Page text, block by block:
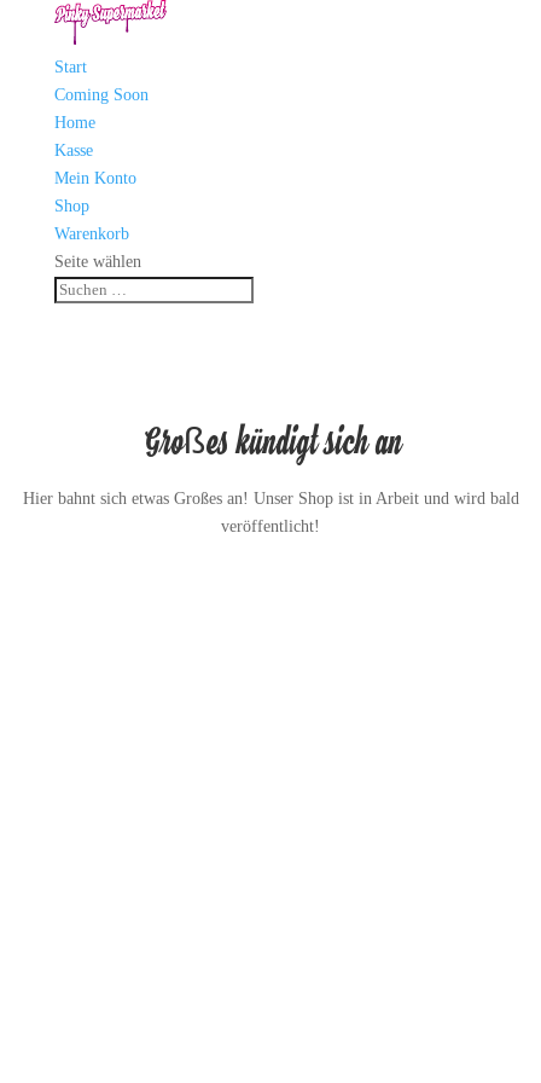
Start
Coming Soon
Home
Kasse
Mein Konto
Shop
Warenkorb
Seite wählen
Großes kündigt sich an
Hier bahnt sich etwas Großes an! Unser Shop ist in Arbeit und wird bald
veröffentlicht!